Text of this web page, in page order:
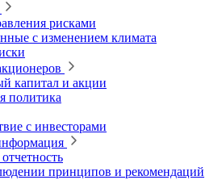
рисками
с изменением климата
капитал и акции
политика
с инвесторами
принципов и рекомендаций